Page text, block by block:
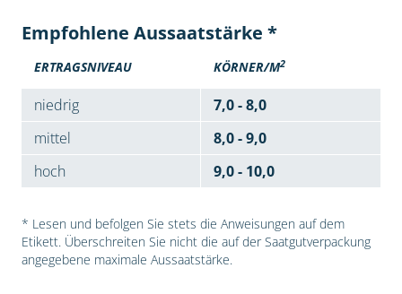
Empfohlene Aussaatstärke *
ERTRAGSNIVEAU KÖRNER/M2
niedrig
7,0 - 8,0
mittel
8,0 - 9,0
hoch
9,0 - 10,0
* Lesen und befolgen Sie stets die Anweisungen auf dem
Etikett. Überschreiten Sie nicht die auf der Saatgutverpackung
angegebene maximale Aussaatstärke.